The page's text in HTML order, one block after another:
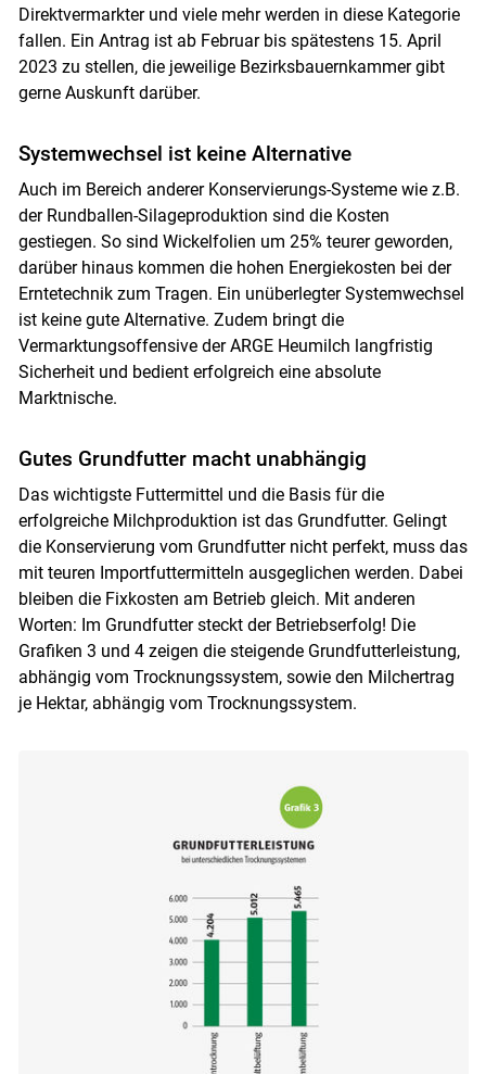
Direktvermarkter und viele mehr werden in diese Kategorie
fallen. Ein Antrag ist ab Februar bis spätestens 15. April
2023 zu stellen, die jeweilige Bezirksbauernkammer gibt
gerne Auskunft darüber.
Systemwechsel ist keine Alternative
Auch im Bereich anderer Konservierungs-Systeme wie z.B.
der Rundballen-Silageproduktion sind die Kosten
gestiegen. So sind Wickelfolien um 25% teurer geworden,
darüber hinaus kommen die hohen Energiekosten bei der
Erntetechnik zum Tragen. Ein unüberlegter Systemwechsel
ist keine gute Alternative. Zudem bringt die
Vermarktungsoffensive der ARGE Heumilch langfristig
Sicherheit und bedient erfolgreich eine absolute
Marktnische.
Gutes Grundfutter macht unabhängig
Das wichtigste Futtermittel und die Basis für die
erfolgreiche Milchproduktion ist das Grundfutter. Gelingt
die Konservierung vom Grundfutter nicht perfekt, muss das
mit teuren Importfuttermitteln ausgeglichen werden. Dabei
bleiben die Fixkosten am Betrieb gleich. Mit anderen
Worten: Im Grundfutter steckt der Betriebserfolg! Die
Grafiken 3 und 4 zeigen die steigende Grundfutterleistung,
abhängig vom Trocknungssystem, sowie den Milchertrag
je Hektar, abhängig vom Trocknungssystem.